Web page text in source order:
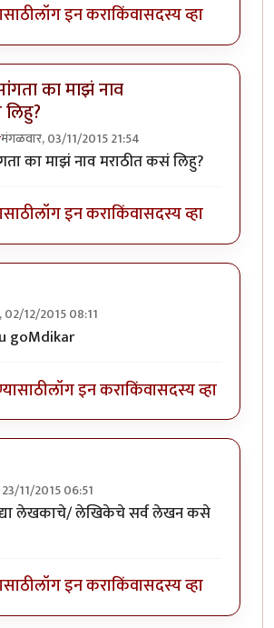
लॉग इन कराकिंवासदस्य व्हा
का माझं नाव
मंगळवार, 03/11/2015 21:54
का माझं नाव मराठीत कसं लिहु?
लॉग इन कराकिंवासदस्य व्हा
02/12/2015 08:11
कोणी मला सांगता का माझं नाव मराठीत कसं
goMdikar
लॉग इन कराकिंवासदस्य व्हा
11/2015 06:51
लेखकाचे/ लेखिकेचे सर्व लेखन कसे
लॉग इन कराकिंवासदस्य व्हा